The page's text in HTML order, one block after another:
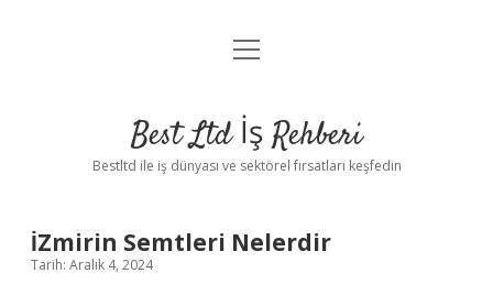
Anasayfa
Yasal Uyarı
menüyü
Best Ltd İş Rehberi
Bestltd ile iş dünyası ve sektörel fırsatları keşfedin
İZmirin Semtleri Nelerdir
Tarih: Aralık 4, 2024